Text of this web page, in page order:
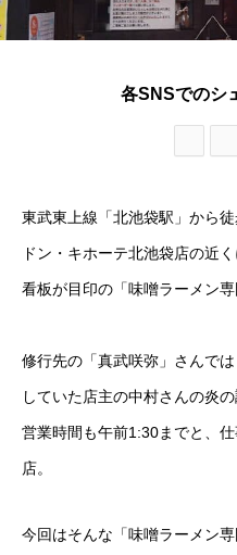
各SNSでのシ
東武東上線「北池袋駅」から徒
ドン・キホーテ北池袋店の近
看板が目印の「味噌ラーメン
修行先の「真武咲弥」さんで
していた店主の中村さんの炎
営業時間も午前1:30までと、
店。
今回はそんな「味噌ラーメン